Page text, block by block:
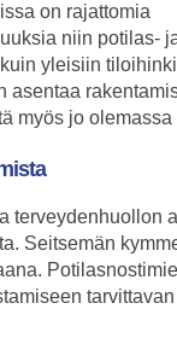
on rajattomia
niin potilas-
yleisiin
asentaa
myös jo
terveydenhuollon
Seitsemän